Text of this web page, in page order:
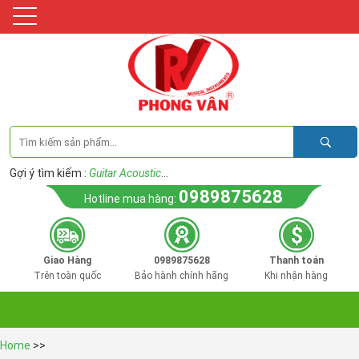
Gợi ý tìm kiếm : Guitar Acoustic
Hotline mua hàng: 0989875628
Giao Hàng
Trên toàn quốc
0989875628
Bảo hành chính hãng
Thanh toán
Khi nhận hàng
Home >>